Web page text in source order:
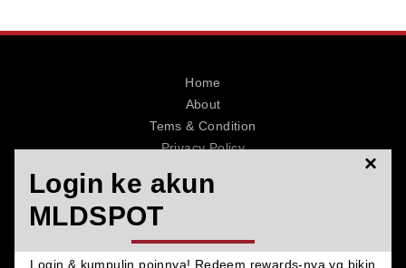
Home
About
Tems & Condition
Privacy Policy
Login ke akun
MLDSPOT
×
Login & kumpulin poinnya! Redeem rewards-nya yg bikin